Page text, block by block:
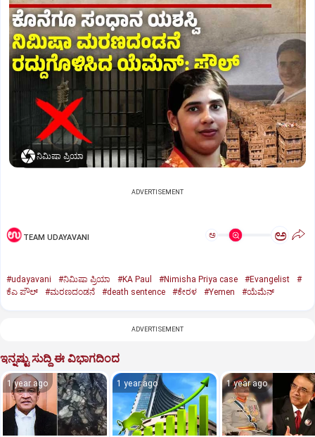
ನಿಮಿಷಾ ಪ್ರಿಯಾ
ADVERTISEMENT
TEAM UDAYAVANI ಅ ಅ
#udayavani #ನಿಮಿಷಾ ಪ್ರಿಯಾ #KA Paul #Nimisha Priya case #Evangelist
#
ಕೆಎ ಪೌಲ್
#ಮರಣದಂಡನೆ #death sentence #ಕೇರಳ #Yemen #ಯೆಮೆನ್‌
ADVERTISEMENT
ಇನ್ನಷ್ಟು ಸುದ್ದಿ ಈ ವಿಭಾಗದಿಂದ
1 year ago 1 year ago 1 year ago